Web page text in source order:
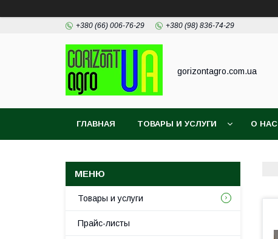
+380 (66) 006-76-29 +380 (98) 836-74-29
gorizontagro.com.ua
ГЛАВНАЯ ТОВАРЫ И УСЛУГИ О НАС
Товары и услуги
Прайс-листы